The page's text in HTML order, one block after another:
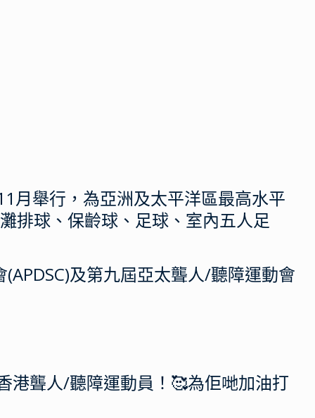
月舉行，為亞洲及太平洋區最高水平
排球、保齡球、足球、室內五人足
及第九屆亞太聾人/聽障運動會
港聾人/聽障運動員！🥰為佢哋加油打